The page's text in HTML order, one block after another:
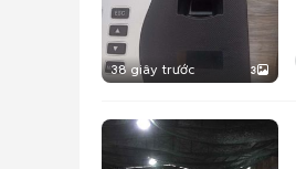
38 giây trước 3